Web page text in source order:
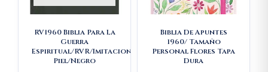
RV1960 Biblia Para La
Guerra
Espiritual/RVR/Imitacion
Piel/Negro
Biblia De Apuntes
1960/ Tamaño
Personal Flores Tapa
Dura